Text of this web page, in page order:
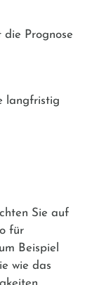
die Prognose
langfristig
Sie auf
für
Beispiel
wie das